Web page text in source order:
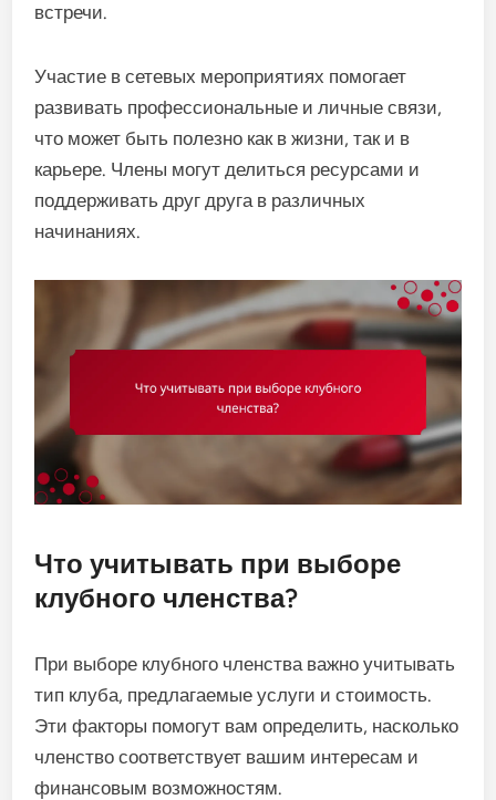
встречи.
Участие в сетевых мероприятиях помогает
развивать профессиональные и личные связи,
что может быть полезно как в жизни, так и в
карьере. Члены могут делиться ресурсами и
поддерживать друг друга в различных
начинаниях.
Что учитывать при выборе
клубного членства?
При выборе клубного членства важно учитывать
тип клуба, предлагаемые услуги и стоимость.
Эти факторы помогут вам определить, насколько
членство соответствует вашим интересам и
финансовым возможностям.